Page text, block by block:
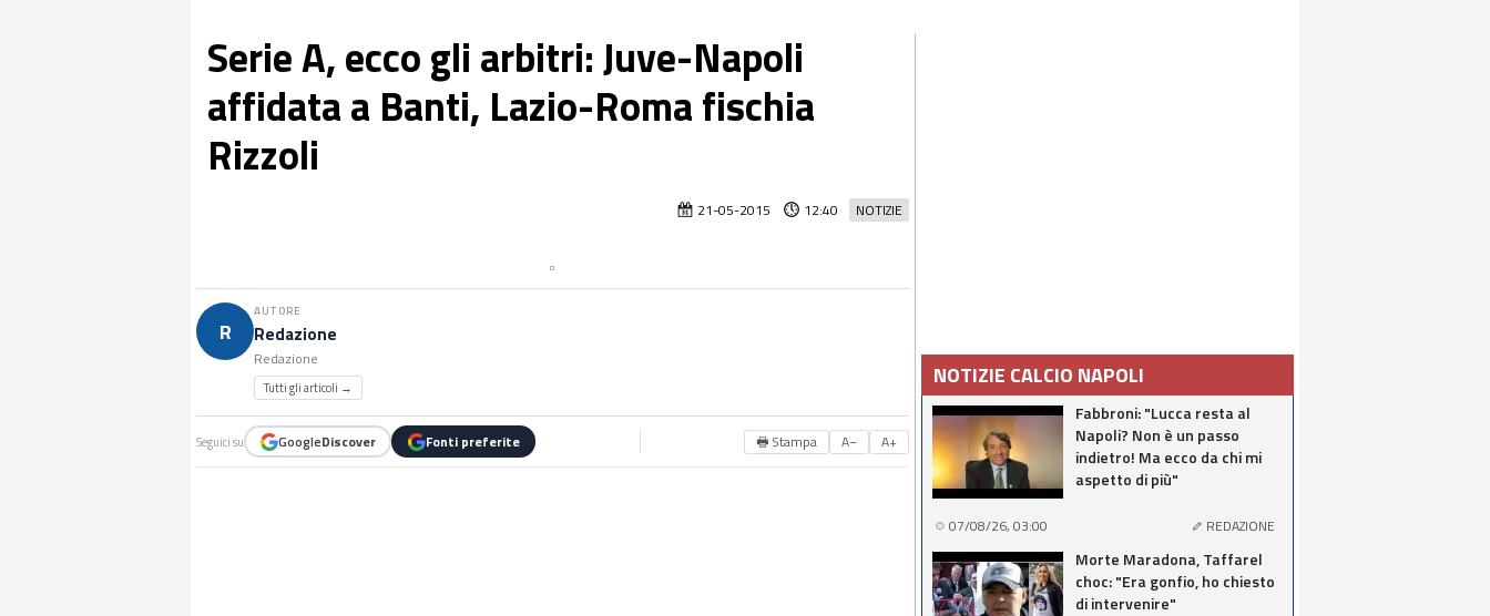
Serie A, ecco gli arbitri: Juve-Napoli
affidata a Banti, Lazio-Roma fischia
Rizzoli
NOTIZIE
21-05-2015 12:40
R
AUTORE
Redazione
Redazione
Tutti gli articoli →
Seguici su GoogleDiscover Fonti preferite 🖶 Stampa A− A+
NOTIZIE CALCIO NAPOLI
Fabbroni: "Lucca resta al
Napoli? Non è un passo
indietro! Ma ecco da chi mi
aspetto di più"
07/08/26, 03:00 REDAZIONE
Morte Maradona, Taffarel
choc: "Era gonfio, ho chiesto
di intervenire"